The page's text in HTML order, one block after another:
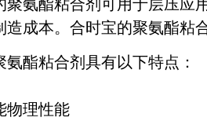
聚氨酯粘合剂可用于层压应
造成本。合时宝的聚氨酯粘
氨酯粘合剂具有以下特点：
物理性能